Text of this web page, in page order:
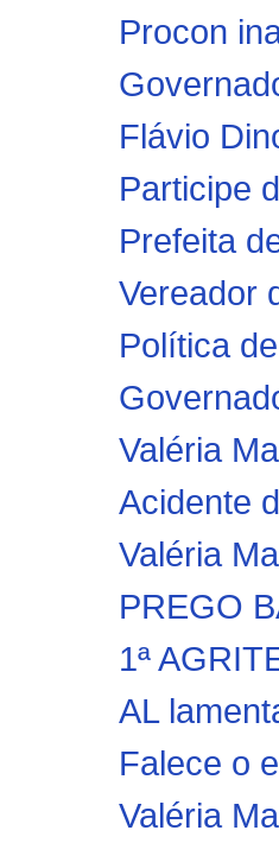
Procon
Flávio
Participe
Prefeita
Vereador
Política
Valéria
Acidente
Valéria
PREGO
1ª
AL
Falece o
Valéria